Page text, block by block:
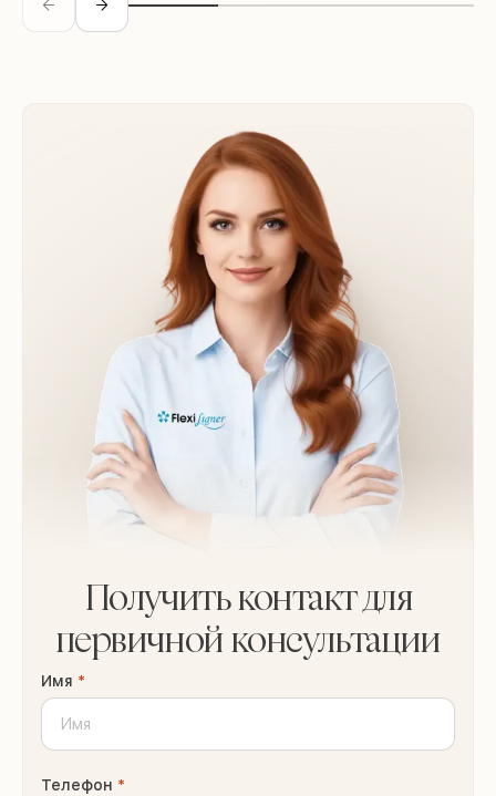
Получить контакт для
первичной консультации
Имя *
Телефон *